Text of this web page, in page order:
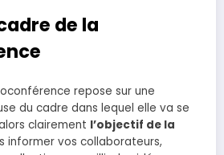
de la
repose sur une
du cadre dans lequel elle va se
clairement l’objectif de la
informer vos collaborateurs,